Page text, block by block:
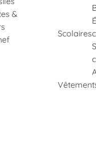
&
Scolaires